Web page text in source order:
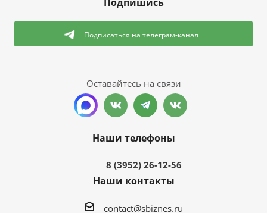
Подписаться на телеграм-канал
Оставайтесь на связи
Наши телефоны
8 (3952) 26-12-56
Наши контакты
contact@sbiznes.ru